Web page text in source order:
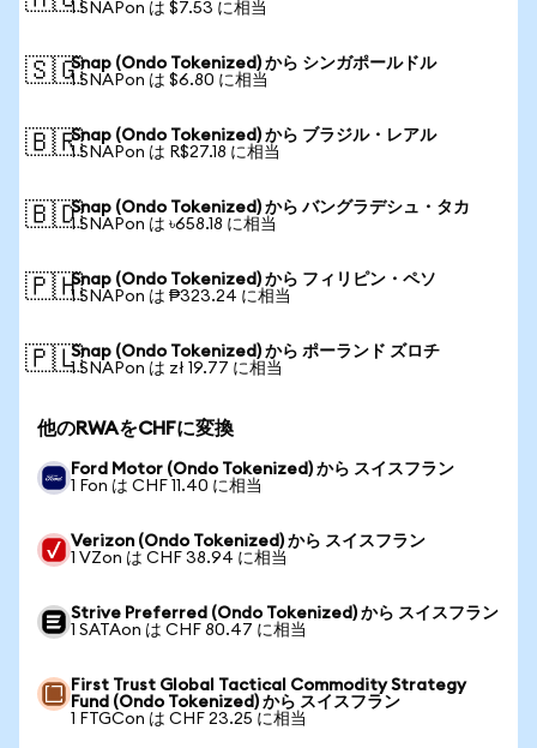
1 SNAPon は $7.53 に相当
🇸🇬Snap (Ondo Tokenized) から シンガポールドル
1 SNAPon は $6.80 に相当
🇧🇷Snap (Ondo Tokenized) から ブラジル・レアル
1 SNAPon は R$27.18 に相当
🇧🇩Snap (Ondo Tokenized) から バングラデシュ・タカ
1 SNAPon は ৳658.18 に相当
🇵🇭Snap (Ondo Tokenized) から フィリピン・ペソ
1 SNAPon は ₱323.24 に相当
🇵🇱Snap (Ondo Tokenized) から ポーランド ズロチ
1 SNAPon は zł 19.77 に相当
他のRWAをCHFに変換
Ford Motor (Ondo Tokenized) から スイスフラン
1 Fon は CHF 11.40 に相当
Verizon (Ondo Tokenized) から スイスフラン
1 VZon は CHF 38.94 に相当
Strive Preferred (Ondo Tokenized) から スイスフラン
1 SATAon は CHF 80.47 に相当
First Trust Global Tactical Commodity Strategy
Fund (Ondo Tokenized) から スイスフラン
1 FTGCon は CHF 23.25 に相当